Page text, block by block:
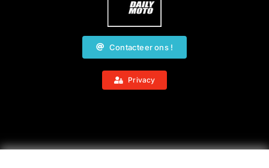
Contacteer ons !
Privacy